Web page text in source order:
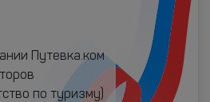
Путевка.ком
по туризму)